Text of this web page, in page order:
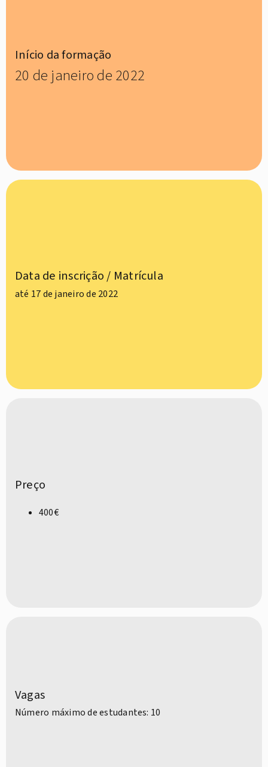
Início da formação
20 de janeiro de 2022
Data de inscrição / Matrícula
até 17 de janeiro de 2022
Preço
400€
Vagas
Número máximo de estudantes: 10